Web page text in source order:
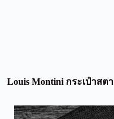
Louis Montini กระเป๋าส